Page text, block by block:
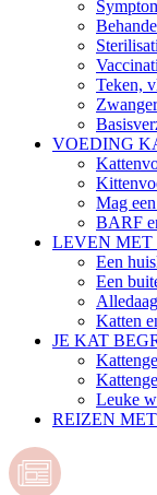
Teken,
VOEDING
Mag
BARF
LEVEN MET
Een
Een
Katten
JE KAT
Leuke
REIZEN